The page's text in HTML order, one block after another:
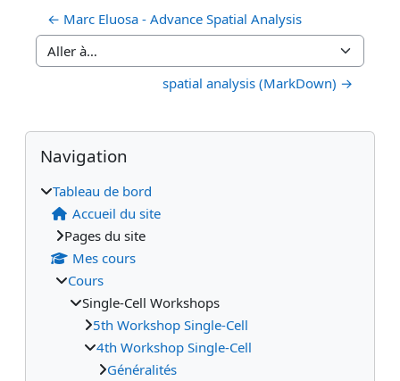
← Marc Eluosa - Advance Spatial Analysis
Aller à…
spatial analysis (MarkDown) →
Blocs
Blocs supplémentaires
Passer Navigation
Navigation
Tableau de bord
Accueil du site
Pages du site
Mes cours
Cours
Single-Cell Workshops
5th Workshop Single-Cell
4th Workshop Single-Cell
Généralités